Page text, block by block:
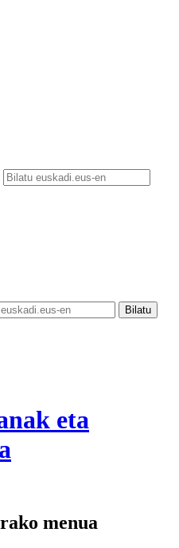
eta
menua